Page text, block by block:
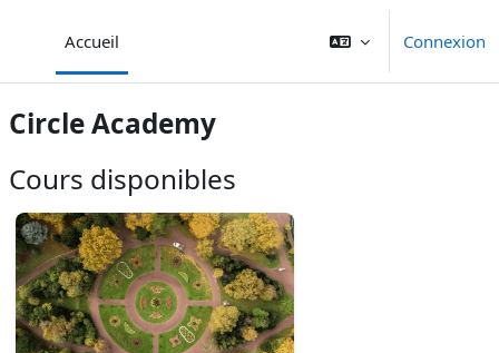
Panneau latéral
Accueil Connexion
Circle Academy
Cours disponibles